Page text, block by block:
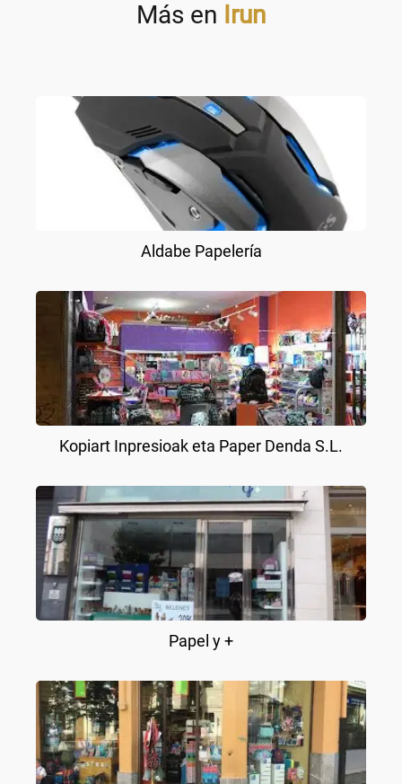
Más en Irun
Aldabe Papelería
Kopiart Inpresioak eta Paper Denda S.L.
Papel y +